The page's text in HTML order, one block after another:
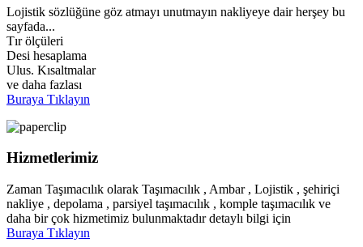
Lojistik sözlüğüne göz atmayı unutmayın nakliyeye dair herşey bu
sayfada...
Tır ölçüleri
Desi hesaplama
Ulus. Kısaltmalar
ve daha fazlası
Buraya Tıklayın
Hizmetlerimiz
Zaman Taşımacılık olarak Taşımacılık , Ambar , Lojistik , şehiriçi
nakliye , depolama , parsiyel taşımacılık , komple taşımacılık ve
daha bir çok hizmetimiz bulunmaktadır detaylı bilgi için
Buraya Tıklayın